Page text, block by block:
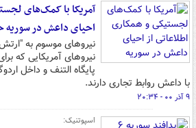
آمریکا با کمک‌های
احیای داعش در سوریه
نیروهای موسوم به "ارتش
نیروهای آمریکایی که
پایگاه التنف و داخل
با داعش روابط تجاری دارند.
۹ آذر ۰۰ - ۲۰:۳۴
اسپوتنیک: